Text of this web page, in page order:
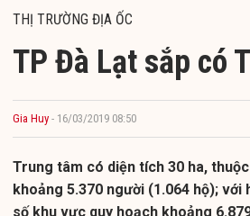
THỊ TRƯỜNG ĐỊA ỐC
TP Đà Lạt sắp có
Gia Huy - 16/03/2019 08:50
Trung tâm có diện tích 30 ha,
khoảng 5.370 người (1.064 hộ); với
số khu vực quy hoạch khoảng